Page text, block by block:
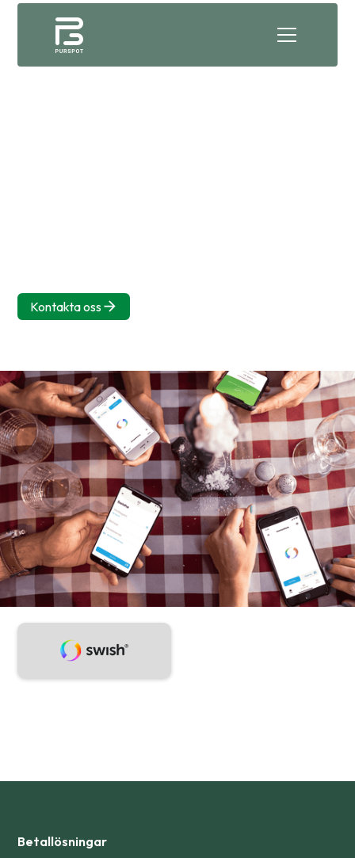
Kontakta oss
Snabbt, enkelt, Swish
– så är betalningen
gjord.
Betallösningar